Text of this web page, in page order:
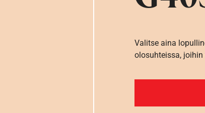
Valitse aina
olosuhteissa,